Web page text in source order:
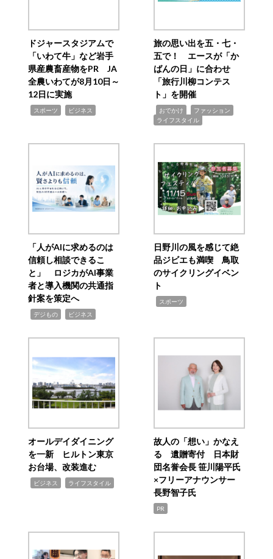
ドジャースタジアムで
「いわて牛」など岩手
県産農畜産物をPR JA
全農いわてが8月10日～
12日に実施
スポーツ ビジネス
旅の思い出を五・七・
五で！ エースが「か
ばんの日」に合わせ
「旅行川柳コンテス
ト」を開催
おでかけ ファッション
ライフスタイル
「人がAIに求めるのは
信頼し相談できるこ
と」 ロジカがAI事業
者と導入機関の共通指
針案を策定へ
デジもの ビジネス
日野川の風を感じて絶
品ジビエも満喫 鳥取
のサイクリングイベン
ト
スポーツ
オールデイダイニング
を一新 ヒルトン東京
お台場、改装進む
ビジネス ライフスタイル
故人の「想い」かなえ
る 遺贈寄付 日本財
団名誉会長 笹川陽平氏
×フリーアナウンサー
長野智子氏
PR